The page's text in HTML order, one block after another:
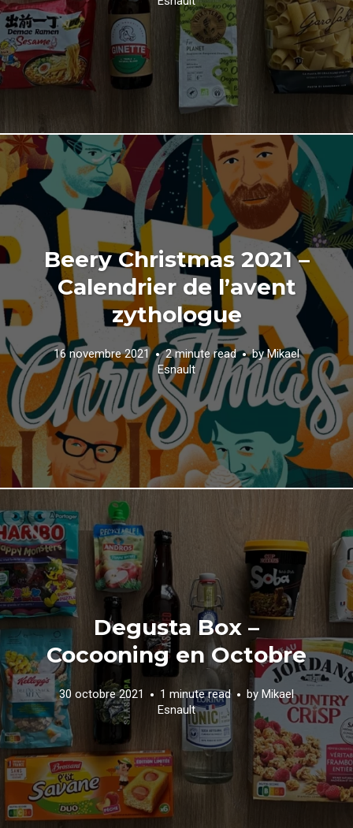
Beery Christmas 2021 –
Calendrier de l’avent
zythologue
16 novembre 2021 2 minute read byMikael
Esnault
Degusta Box –
Cocooning en Octobre
30 octobre 2021 1 minute read by Mikael
Esnault